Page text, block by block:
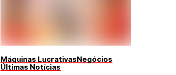
Máquinas LucrativasNegócios
Últimas Notícias